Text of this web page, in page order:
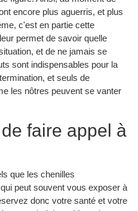
encore plus aguerris, et plus
c'est en partie cette
permet de savoir quelle
et de ne jamais se
sont indispensables pour la
et seuls de
les nôtres peuvent se vanter
faire appel à
que les chenilles
peut souvent vous exposer à
donc votre santé et votre